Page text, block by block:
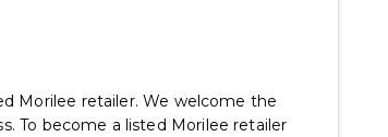
Morilee retailer. We welcome the
To become a listed Morilee retailer